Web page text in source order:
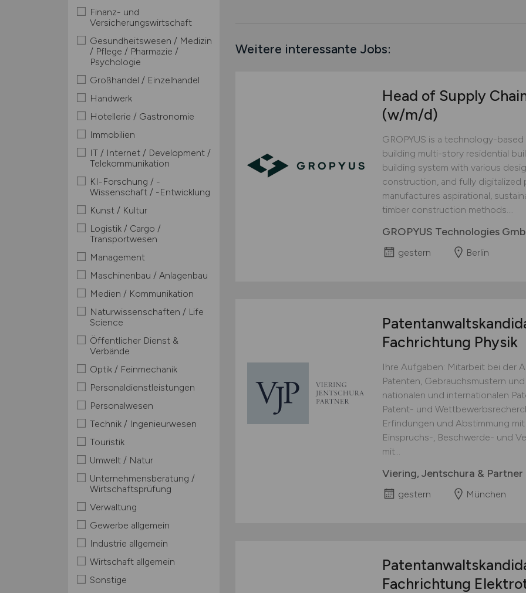
Finanz- und
Versicherungswirtschaft
Gesundheitswesen / Medizin
/ Pflege / Pharmazie /
Psychologie
Großhandel / Einzelhandel
Handwerk
Hotellerie / Gastronomie
Immobilien
IT / Internet / Development /
Telekommunikation
KI-Forschung / -
Wissenschaft / -Entwicklung
Kunst / Kultur
Logistik / Cargo /
Transportwesen
Management
Maschinenbau / Anlagenbau
Medien / Kommunikation
Naturwissenschaften / Life
Science
Öffentlicher Dienst &
Verbände
Optik / Feinmechanik
Personaldienstleistungen
Personalwesen
Technik / Ingenieurwesen
Touristik
Umwelt / Natur
Unternehmensberatung /
Wirtschaftsprüfung
Verwaltung
Gewerbe allgemein
Industrie allgemein
Wirtschaft allgemein
Sonstige
Weitere interessante Jobs:
Head of Supply
(w/m/d)
GROPYUS is a technology-
building multi-story residential
building system with various
construction, and fully digitalized
manufactures aspirational,
timber construction methods....
GROPYUS Technologies
gestern Berlin
Fachrichtung Physik
Ihre Aufgaben: Mitarbeit bei der
Patenten, Gebrauchsmustern
nationalen und internationalen
Patent- und
Erfindungen und Abstimmung
Einspruchs-, Beschwerde- und
mit...
Viering, Jentschura & Partner
gestern München
Fachrichtung